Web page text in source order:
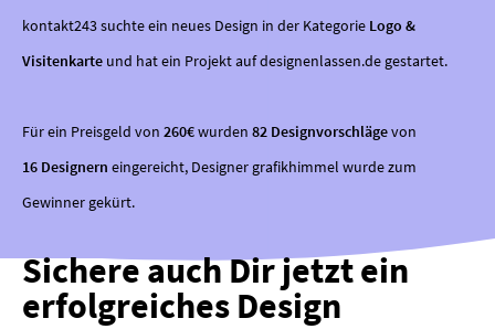
kontakt243 suchte ein neues Design in der Kategorie Logo &
Visitenkarte und hat ein Projekt auf designenlassen.de gestartet.
Für ein Preisgeld von 260€wurden 82 Designvorschlägevon
16 Designern eingereicht, Designer grafikhimmel wurde zum
Gewinner gekürt.
Sichere auch Dir jetzt ein
erfolgreiches Design